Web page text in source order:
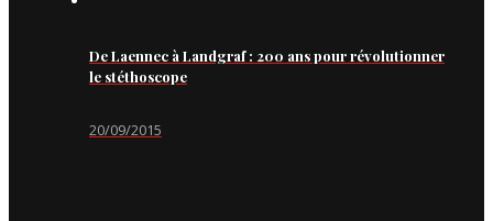
De Laennec à Landgraf : 200 ans pour révolutionner
le stéthoscope
20/09/2015